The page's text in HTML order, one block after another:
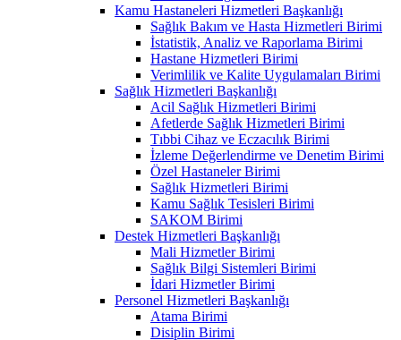
Kamu Hastaneleri Hizmetleri Başkanlığı
Sağlık Bakım ve Hasta Hizmetleri Birimi
İstatistik, Analiz ve Raporlama Birimi
Hastane Hizmetleri Birimi
Verimlilik ve Kalite Uygulamaları Birimi
Sağlık Hizmetleri Başkanlığı
Acil Sağlık Hizmetleri Birimi
Afetlerde Sağlık Hizmetleri Birimi
Tıbbi Cihaz ve Eczacılık Birimi
İzleme Değerlendirme ve Denetim Birimi
Özel Hastaneler Birimi
Sağlık Hizmetleri Birimi
Kamu Sağlık Tesisleri Birimi
SAKOM Birimi
Destek Hizmetleri Başkanlığı
Mali Hizmetler Birimi
Sağlık Bilgi Sistemleri Birimi
İdari Hizmetler Birimi
Personel Hizmetleri Başkanlığı
Atama Birimi
Disiplin Birimi